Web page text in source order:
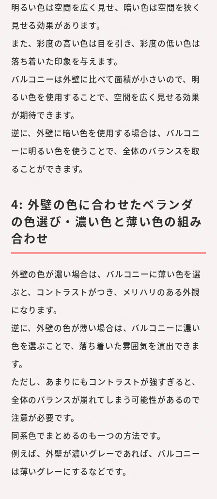
明るい色は空間を広く見せ、暗い色は空間を狭く
見せる効果があります。
また、彩度の高い色は目を引き、彩度の低い色は
落ち着いた印象を与えます。
バルコニーは外壁に比べて面積が小さいので、明
るい色を使用することで、空間を広く見せる効果
が期待できます。
逆に、外壁に暗い色を使用する場合は、バルコニ
ーに明るい色を使うことで、全体のバランスを取
ることができます。
4: 外壁の色に合わせたベランダ
の色選び・濃い色と薄い色の組み
合わせ
外壁の色が濃い場合は、バルコニーに薄い色を選
ぶと、コントラストがつき、メリハリのある外観
になります。
逆に、外壁の色が薄い場合は、バルコニーに濃い
色を選ぶことで、落ち着いた雰囲気を演出できま
す。
ただし、あまりにもコントラストが強すぎると、
全体のバランスが崩れてしまう可能性があるので
注意が必要です。
同系色でまとめるのも一つの方法です。
例えば、外壁が濃いグレーであれば、バルコニー
は薄いグレーにするなどです。